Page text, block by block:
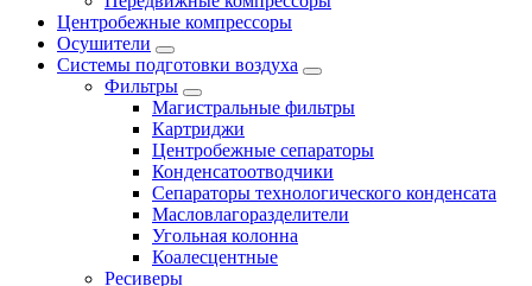
Центробежные компрессоры
Осушители
Системы подготовки воздуха
Фильтры
Магистральные фильтры
Картриджи
Центробежные сепараторы
Конденсатоотводчики
Сепараторы технологического конденсата
Масловлагоразделители
Угольная колонна
Коалесцентные
Ресиверы